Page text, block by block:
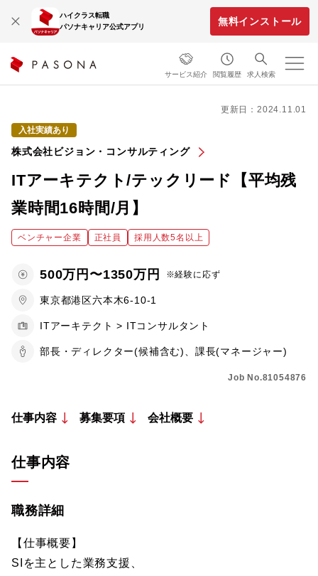
ハイクラス転職
パソナキャリア公式アプリ
無料インストール
サービス紹介 閲覧履歴 求人検索
更新日：2024.11.01
入社実績あり
株式会社ビジョン・コンサルティング
ITアーキテクト/テックリード【平均残
業時間16時間/月】
ベンチャー企業 正社員 採用人数5名以上
500万円〜1350万円 ※経験に応ず
東京都港区六本木6-10-1
ITアーキテクト > ITコンサルタント
部長・ディレクター(候補含む)、課長(マネージャー)
Job No.81054876
仕事内容 募集要項 会社概要
仕事内容
職務詳細
【仕事概要】
SIを主とした業務支援、